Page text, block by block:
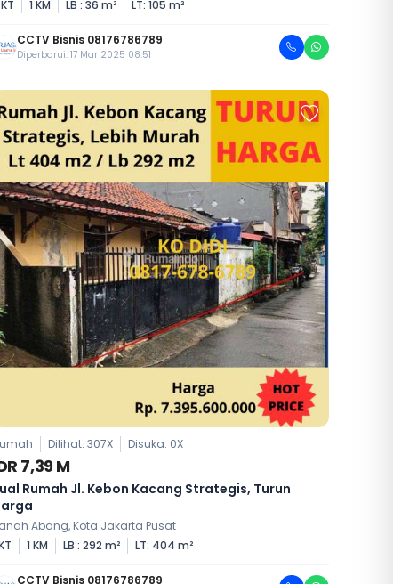
1 KM LB : 36 m² LT: 105 m²
CCTV Bisnis 08176786789
Diperbarui: 17 Mar 2025 08:51
Dilihat: 307X Disuka: 0X
7,39 M
Rumah Jl. Kebon Kacang Strategis, Turun
Abang, Kota Jakarta Pusat
1 KM LB : 292 m² LT: 404 m²
CCTV Bisnis 08176786789